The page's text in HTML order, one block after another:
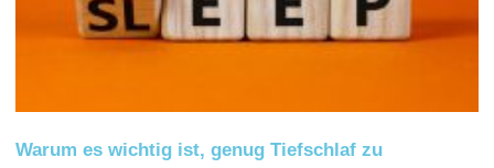
Warum es wichtig ist, genug Tiefschlaf zu